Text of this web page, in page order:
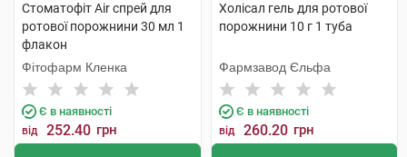
Стоматофіт Air спрей для
ротової порожнини 30 мл 1
флакон
Фітофарм Кленка
Є в наявності
від 252.40 грн
Холісал гель для ротової
порожнини 10 г 1 туба
Фармзавод Єльфа
Є в наявності
від 260.20 грн